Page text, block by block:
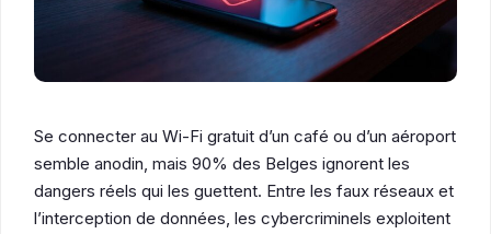
Se connecter au Wi-Fi gratuit d’un café ou d’un aéroport
semble anodin, mais 90% des Belges ignorent les
dangers réels qui les guettent. Entre les faux réseaux et
l’interception de données, les cybercriminels exploitent